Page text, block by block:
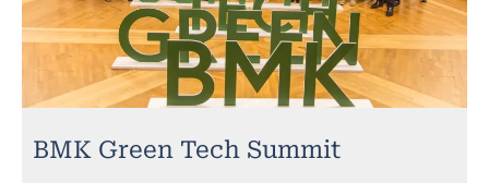
BMK Green Tech Summit